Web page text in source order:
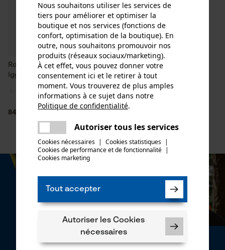
Roue à chaîne à anneaux
Iggesund
84,90 €*
Newsletter
Nous souhaitons utiliser les services de
tiers pour améliorer et optimiser la
boutique et nos services (fonctions de
confort, optimisation de la boutique). En
outre, nous souhaitons promouvoir nos
produits (réseaux sociaux/marketing).
À cet effet, vous pouvez donner votre
consentement ici et le retirer à tout
moment. Vous trouverez de plus amples
informations à ce sujet dans notre
Politique de confidentialité.
Autoriser tous les services
Cookies nécessaires | Cookies statistiques |
Cookies de performance et de fonctionnalité |
Cookies marketing
Tout accepter
Autoriser les Cookies
nécessaires
Une erreur s'est produite. Veuillez
essayer encore.
partager
partager
mail